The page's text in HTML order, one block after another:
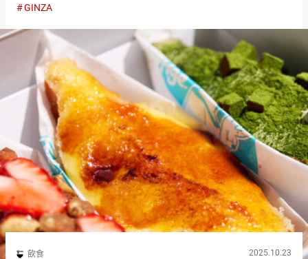
即使在現今，銀座站周邊仍有許多美術館，收藏著包括國寶在內
GINZA
飲食 2025.10.23